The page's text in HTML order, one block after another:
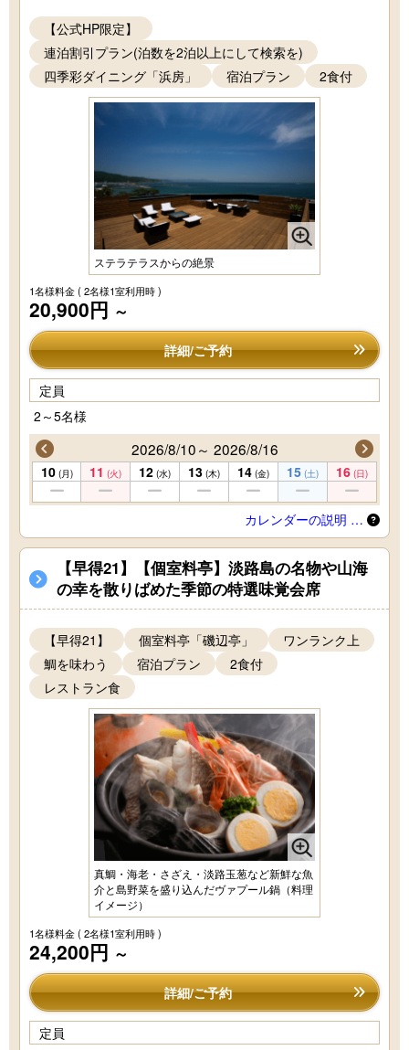
【公式HP限定】
連泊割引プラン(泊数を2泊以上にして検索を)
四季彩ダイニング「浜房」
宿泊プラン 2食付
ステラテラスからの絶景
1名様料金( 2名様1室利用時 )
20,900円 ～
詳細/ご予約
定員
2～5名様
2026/8/10～ 2026/8/16
10 (月) 11 (火) 12 (水) 13 (木) 14 (金) 15 (土) 16 (日)
カレンダーの説明 …
【早得21】【個室料亭】淡路島の名物や山海
の幸を散りばめた季節の特選味覚会席
【早得21】 個室料亭「磯辺亭」
ワンランク上
鯛を味わう
宿泊プラン
2食付
レストラン食
真鯛・海老・さざえ・淡路玉葱など新鮮な魚
介と島野菜を盛り込んだヴァプール鍋（料理
イメージ）
1名様料金( 2名様1室利用時 )
24,200円 ～
詳細/ご予約
定員